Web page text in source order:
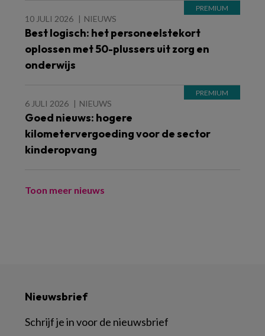
10 JULI 2026 NIEUWS
Best logisch: het personeelstekort
oplossen met 50-plussers uit zorg en
onderwijs
6 JULI 2026 NIEUWS
Goed nieuws: hogere
kilometervergoeding voor de sector
kinderopvang
Toon meer nieuws
Nieuwsbrief
Schrijf je in voor de nieuwsbrief